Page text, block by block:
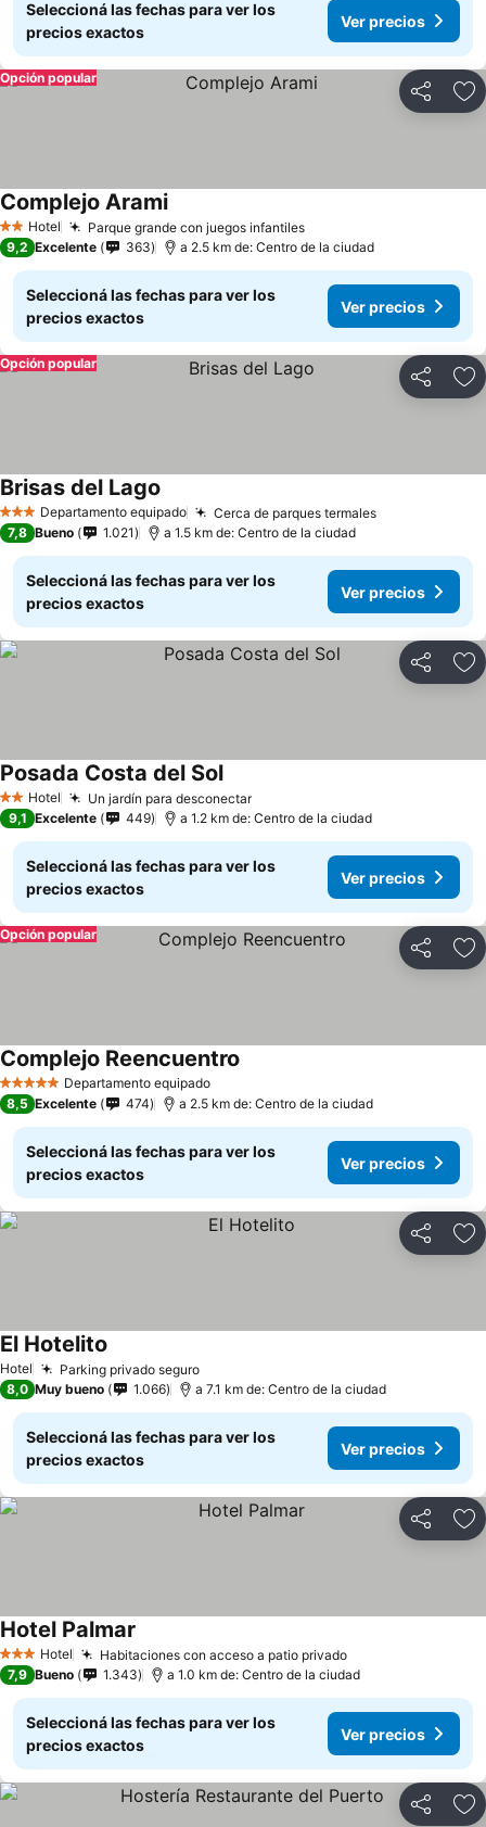
Seleccioná las fechas para ver los
precios exactos
Ver precios
Compartir
Opción popular
2 Estrellas
Hotel Parque grande con juegos infantilesVer precios
Complejo AramiVer precios
9,2 Excelente 363 a 2.5 km de: Centro de la ciudad
Seleccioná las fechas para ver los
precios exactos
Ver precios
Compartir
Opción popular
3 EstrellasDepartamento equipado Cerca de parques termalesVer precios
Brisas del Lago
7,8 Bueno 1.021 a 1.5 km de: Centro de la ciudad
Seleccioná las fechas para ver los
precios exactos
Ver precios
Compartir
2 Estrellas
Hotel Un jardín para desconectarVer precios
Posada Costa del SolVer precios
9,1 Excelente 449 a 1.2 km de: Centro de la ciudad
Seleccioná las fechas para ver los
precios exactos
Ver precios
Compartir
Opción popular
5 Estrellas Departamento equipado
Complejo Reencuentro
8,5 Excelente 474 a 2.5 km de: Centro de la ciudad
Seleccioná las fechas para ver los
precios exactos
Ver precios
Compartir
Hotel Parking privado seguroVer precios
El Hotelito
8,0 Muy bueno 1.066 a 7.1 km de: Centro de la ciudad
Seleccioná las fechas para ver los
precios exactos
Ver precios
Compartir
3 Estrellas
Hotel Habitaciones con acceso a patio privadoVer precios
Hotel Palmar
7,9 Bueno 1.343 a 1.0 km de: Centro de la ciudad
Seleccioná las fechas para ver los
precios exactos
Ver precios
Compartir